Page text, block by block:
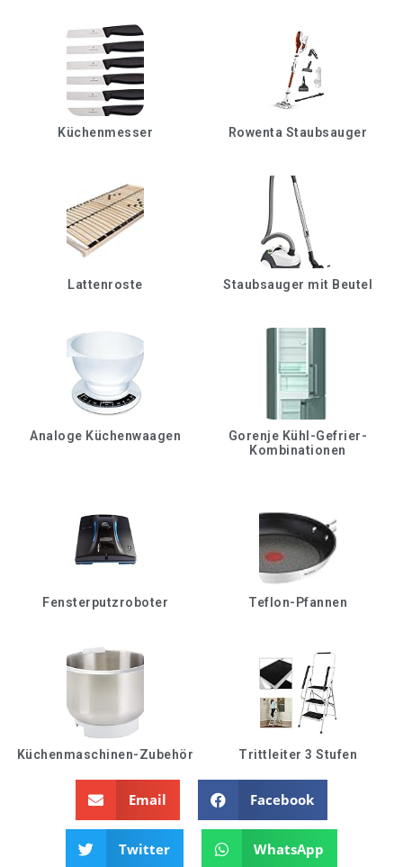
Küchenmesser Rowenta Staubsauger
Lattenroste Staubsauger mit Beutel
Analoge Küchenwaagen
Gorenje Kühl-Gefrier-
Kombinationen
Fensterputzroboter Teflon-Pfannen
Küchenmaschinen-Zubehör Trittleiter 3 Stufen
Email Facebook
Twitter WhatsApp